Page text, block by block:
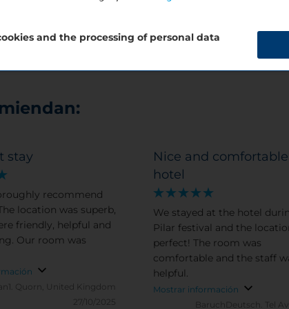
stay
recommend
location was superb,
friendly, helpful and
Our room was
Quorn, United Kingdom
27/10/2025
Nice and comfortable
hotel
We stayed at the hotel
Pilar festival and the
perfect! The room was
comfortable and the staff
helpful.
Mostrar información
BaruchDeutsch.
Tel
and the processing of personal data